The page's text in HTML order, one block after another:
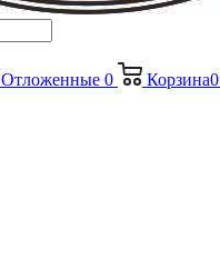
Отложенные 0 Корзина0